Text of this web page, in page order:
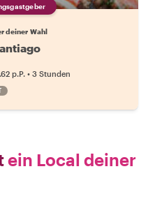
deiner Wahl
p.P. • 3 Stunden
ein Local deiner